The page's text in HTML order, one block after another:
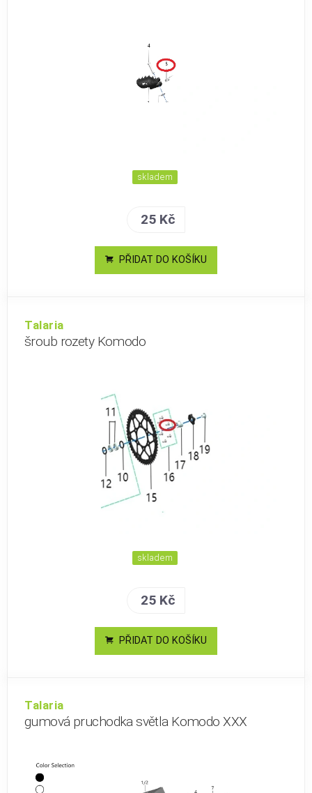
skladem
25 Kč
PŘIDAT DO KOŠÍKU
Talaria
šroub rozety Komodo
skladem
25 Kč
PŘIDAT DO KOŠÍKU
Talaria
gumová pruchodka světla Komodo XXX